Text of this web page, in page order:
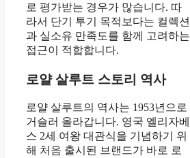
로 평가받는 경우가 많습니다. 따
라서 단기 투기 목적보다는 컬렉션
과 실소유 만족도를 함께 고려하는
접근이 적합합니다.
로얄 살루트 스토리 역사
로얄 살루트의 역사는 1953년으로
거슬러 올라갑니다. 영국 엘리자베
스 2세 여왕 대관식을 기념하기 위
해 처음 출시된 브랜드가 바로 로